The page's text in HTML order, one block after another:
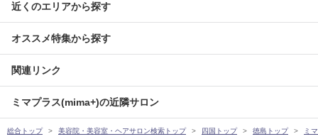
近くのエリアから探す
オススメ特集から探す
関連リンク
ミマプラス(mima+)の近隣サロン
総合トップ 美容院・美容室・ヘアサロン検索トップ 四国トップ 徳島トップ ミ